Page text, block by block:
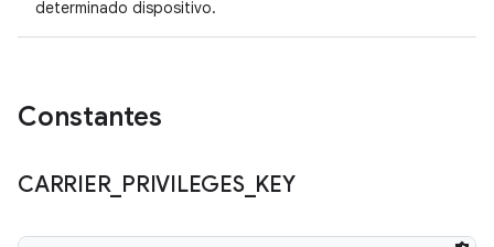
determinado dispositivo.
Constantes
CARRIER_ PRIVILEGES_ KEY